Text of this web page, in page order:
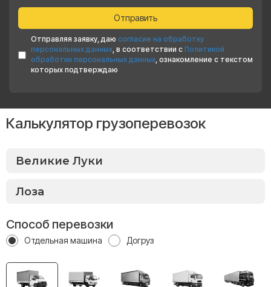
Отправляя заявку, даю согласие на обработку
персональных данных, в соответствии с Политикой
обработки персональных данных, ознакомление с текстом
которых подтверждаю
Калькулятор грузоперевозок
Способ перевозки
Отдельная машина Догруз